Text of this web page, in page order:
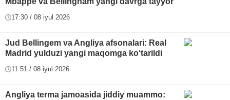
17:30 / 08 iyul 2026
Jud Bellingem va Angliya afsonalari: Real
Madrid yulduzi yangi maqomga koʻtarildi
11:51 / 08 iyul 2026
Angliya terma jamoasida jiddiy muammo: